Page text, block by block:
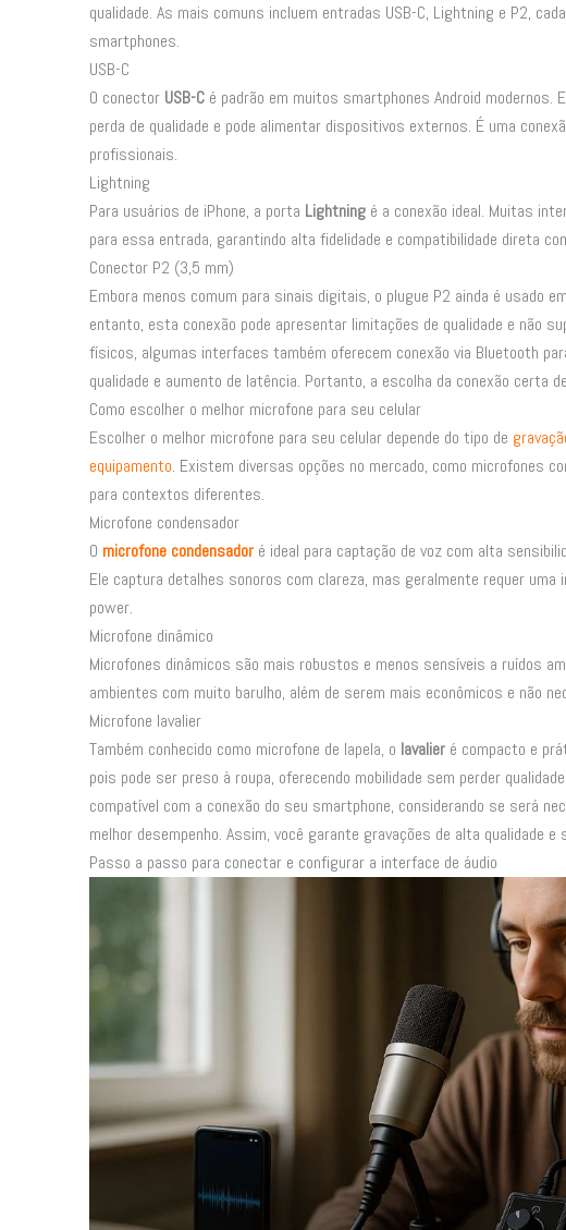
qualidade. As mais comuns incluem entradas USB-C, Lightning e P2,
smartphones.
USB-C
O conector USB-C é padrão em muitos smartphones Android
perda de qualidade e pode alimentar dispositivos externos. É uma
profissionais.
Lightning
Para usuários de iPhone, a porta Lightning é a conexão ideal. Muitas
para essa entrada, garantindo alta fidelidade e compatibilidade direta
Conector P2 (3,5 mm)
Embora menos comum para sinais digitais, o plugue P2 ainda é usado
entanto, esta conexão pode apresentar limitações de qualidade e não
físicos, algumas interfaces também oferecem conexão via Bluetooth
qualidade e aumento de latência. Portanto, a escolha da conexão certa
Como escolher o melhor microfone para seu celular
Escolher o melhor microfone para seu celular depende do tipo de
equipamento. Existem diversas opções no mercado, como microfones
para contextos diferentes.
Microfone condensador
O microfone condensador é ideal para captação de voz com alta
Ele captura detalhes sonoros com clareza, mas geralmente requer
power.
Microfone dinâmico
Microfones dinâmicos são mais robustos e menos sensíveis a ruídos
ambientes com muito barulho, além de serem mais econômicos e não
Microfone lavalier
Também conhecido como microfone de lapela, o lavalier é compacto e
pois pode ser preso à roupa, oferecendo mobilidade sem perder
compatível com a conexão do seu smartphone, considerando se será
melhor desempenho. Assim, você garante gravações de alta qualidade e
Passo a passo para conectar e configurar a interface de áudio